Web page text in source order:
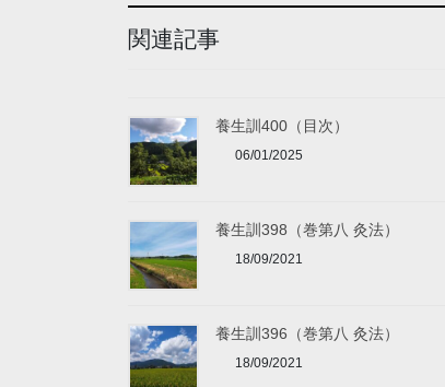
関連記事
養生訓400（目次）
06/01/2025
養生訓398（巻第八 灸法）
18/09/2021
養生訓396（巻第八 灸法）
18/09/2021